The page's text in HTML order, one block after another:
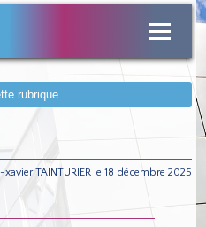
rubrique
TAINTURIER le 18 décembre 2025